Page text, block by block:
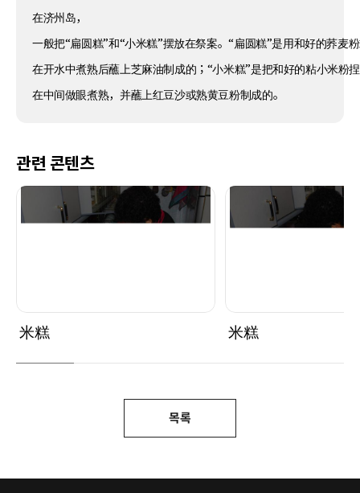
在济州岛，
一般把“扁圆糕”和“小米糕”摆放在祭案。“扁圆糕”是用和好的荞麦
在开水中煮熟后蘸上芝麻油制成的；“小米糕”是把和好的粘小米粉
在中间做眼煮熟，并蘸上红豆沙或熟黄豆粉制成的。
관련 콘텐츠
米糕 米糕
목록